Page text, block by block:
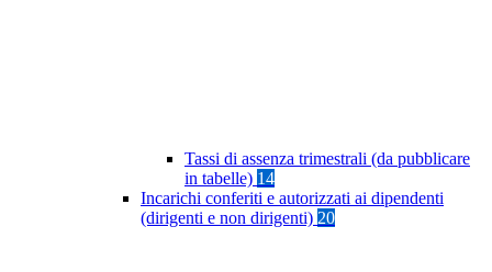
Tassi di assenza trimestrali (da pubblicare
in tabelle) 14
Incarichi conferiti e autorizzati ai dipendenti
(dirigenti e non dirigenti) 20